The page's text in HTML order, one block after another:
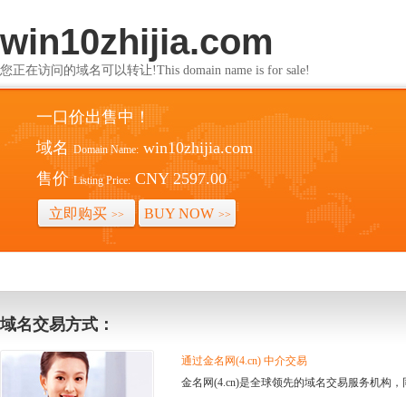
win10zhijia.com
您正在访问的域名可以转让!This domain name is for sale!
一口价出售中！
域名 Domain Name: win10zhijia.com
售价 Listing Price: CNY 2597.00
立即购买 >> BUY NOW >>
域名交易方式：
通过金名网(4.cn) 中介交易
金名网(4.cn)是全球领先的域名交易服务机构